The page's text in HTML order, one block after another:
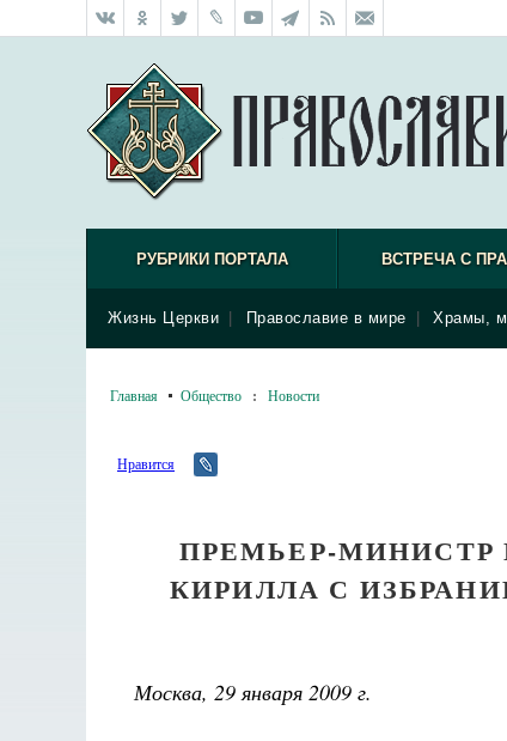
РУБРИКИ ПОРТАЛА ВСТРЕЧА С
Жизнь Церкви Православие в мире Храмы,
Главная Общество : Новости
Нравится
ПРЕМЬЕР-МИНИСТР
КИРИЛЛА С
Москва, 29 января 2009 г.